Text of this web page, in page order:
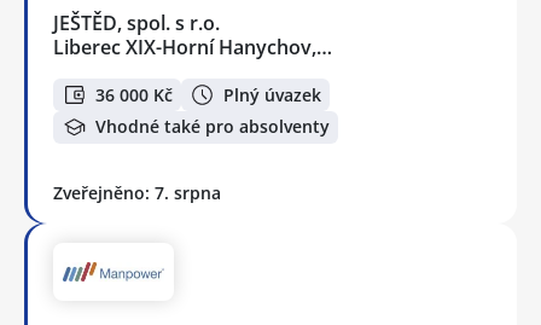
JEŠTĚD, spol. s r.o.
Liberec XIX-Horní Hanychov,…
36 000 Kč
Plný úvazek
Vhodné také pro absolventy
Zveřejněno: 7. srpna